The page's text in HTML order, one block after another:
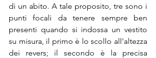
di un abito. A tale proposito, tre sono i
punti focali da tenere sempre ben
presenti quando si indossa un vestito
su misura, il primo è lo scollo all'altezza
dei revers; il secondo è la precisa